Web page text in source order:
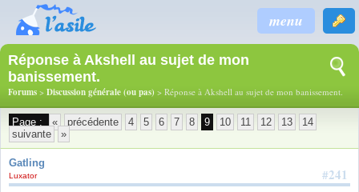
menu
Réponse à Akshell au sujet de mon
banissement.
Forums > Discussion générale (ou pas) > Réponse à Akshell au sujet de mon banissement.
Page : « précédente 4 5 6 7 8 9 10 11 12 13
14
suivante
»
Gatling
#241
Luxator